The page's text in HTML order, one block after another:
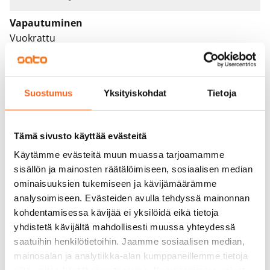
Suostumus Yksityiskohdat Tietoja
Tämä sivusto käyttää evästeitä
Käytämme evästeitä muun muassa tarjoamamme
sisällön ja mainosten räätälöimiseen, sosiaalisen median
ominaisuuksien tukemiseen ja kävijämäärämme
analysoimiseen. Evästeiden avulla tehdyssä mainonnan
kohdentamisessa kävijää ei yksilöidä eikä tietoja
yhdistetä kävijältä mahdollisesti muussa yhteydessä
saatuihin henkilötietoihin. Jaamme sosiaalisen median,
mainosalan ja analytiikka-alan kumppaneillemme tietoja
Vapautuminen
Vuokrattu
Varallisuusrajat
Ei
Vuokravakuus
0 €, (yrityksille min. 1 kk vuokra)
Kotivakuutus
Pakollinen, ei sisälly vuokraan
Vesimaksu
Kulutuksen mukaan
Sähkömaksu